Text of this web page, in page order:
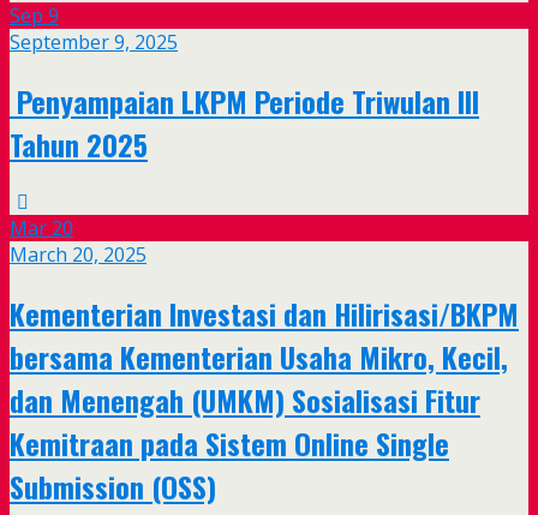
Sep 9
September 9, 2025
Penyampaian LKPM Periode Triwulan III
Tahun 2025
Mar 20
March 20, 2025
Kementerian Investasi dan Hilirisasi/BKPM
bersama Kementerian Usaha Mikro, Kecil,
dan Menengah (UMKM) Sosialisasi Fitur
Kemitraan pada Sistem Online Single
Submission (OSS)